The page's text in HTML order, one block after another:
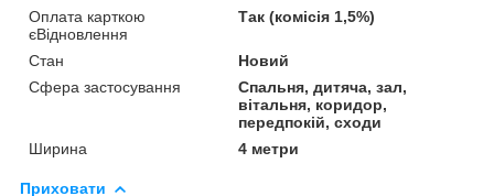
Оплата карткою
єВідновлення
Так (комісія 1,5%)
Стан
Новий
Сфера застосування
Спальня, дитяча, зал,
вітальня, коридор,
передпокій, сходи
Ширина
4 метри
Приховати